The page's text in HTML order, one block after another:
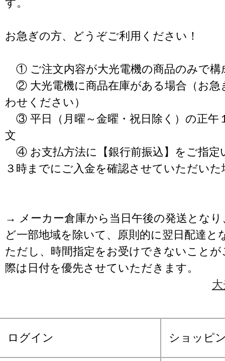
す。
お急ぎの方、どうぞご利用ください！
① ご注文内容が大光電機の商品のみで構
② 大光電機に商品在庫がある場合（お急
わせください）
③ 平日（月曜～金曜・祝日除く）の正午
文
④ お支払方法に【銀行前振込】をご指定
３時までにご入金を確認させていただいた
→ メーカー倉庫から当日午後の発送となり
ど一部地域を除いて、原則的に翌日配達と
ただし、時間指定をお受けできないこと
際は日付を優先させていただきます。
ログイン ショッピ